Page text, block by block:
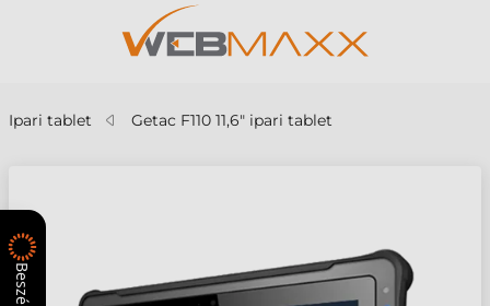
Ipari tablet Getac F110 11,6" ipari tablet